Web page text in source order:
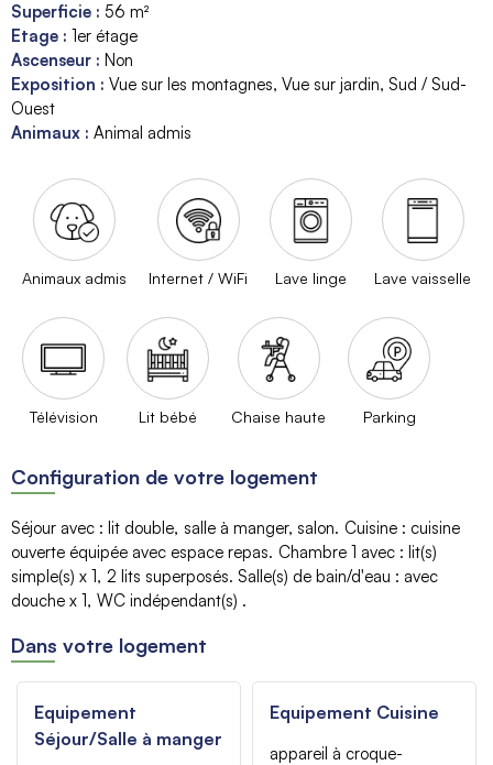
Superficie : 56 m²
Etage : 1er étage
Ascenseur : Non
Exposition : Vue sur les montagnes Vue sur jardin Sud / Sud-
Ouest
Animaux : Animal admis
Animaux admis Internet / WiFi Lave linge Lave vaisselle
Télévision Lit bébé Chaise haute Parking
Configuration de votre logement
Séjour avec : lit double salle à manger salon Cuisine : cuisine
ouverte équipée avec espace repas Chambre 1 avec : lit(s)
simple(s) x 1 2 lits superposés Salle(s) de bain/d'eau : avec
douche x 1 WC indépendant(s)
Dans votre logement
Equipement
Séjour/Salle à manger
Equipement Cuisine
appareil à croque-